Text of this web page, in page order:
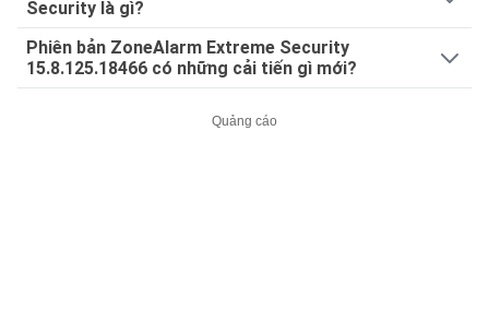
Security là gì?
Phiên bản ZoneAlarm Extreme Security
15.8.125.18466 có những cải tiến gì mới?